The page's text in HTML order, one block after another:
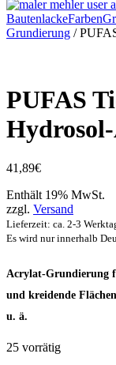
BautenlackeFarben
Grundierung /
PUFAS
41,89€
Enthält 19% MwSt.
zzgl. Versand
Lieferzeit: ca. 2-3
Es wird nur innerhalb
Acrylat-Grundierung
und kreidende
u. ä.
25 vorrätig